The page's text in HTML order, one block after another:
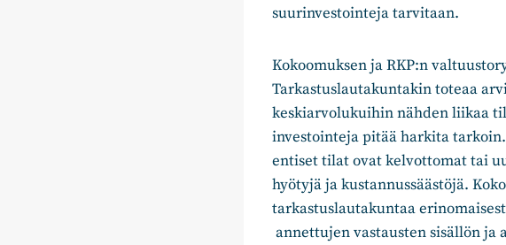
suurinvestointeja tarvitaan.
Kokoomuksen ja RKP:n
Tarkastuslautakuntakin toteaa
keskiarvolukuihin nähden liikaa
investointeja pitää harkita
entiset tilat ovat kelvottomat tai
hyötyjä ja kustannussäästöjä.
tarkastuslautakuntaa
annettujen vastausten sisällön